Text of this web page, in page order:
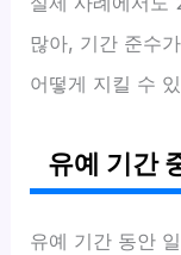
많아, 기간 준수
어떻게 지킬 수
유예 기간
유예 기간 동안